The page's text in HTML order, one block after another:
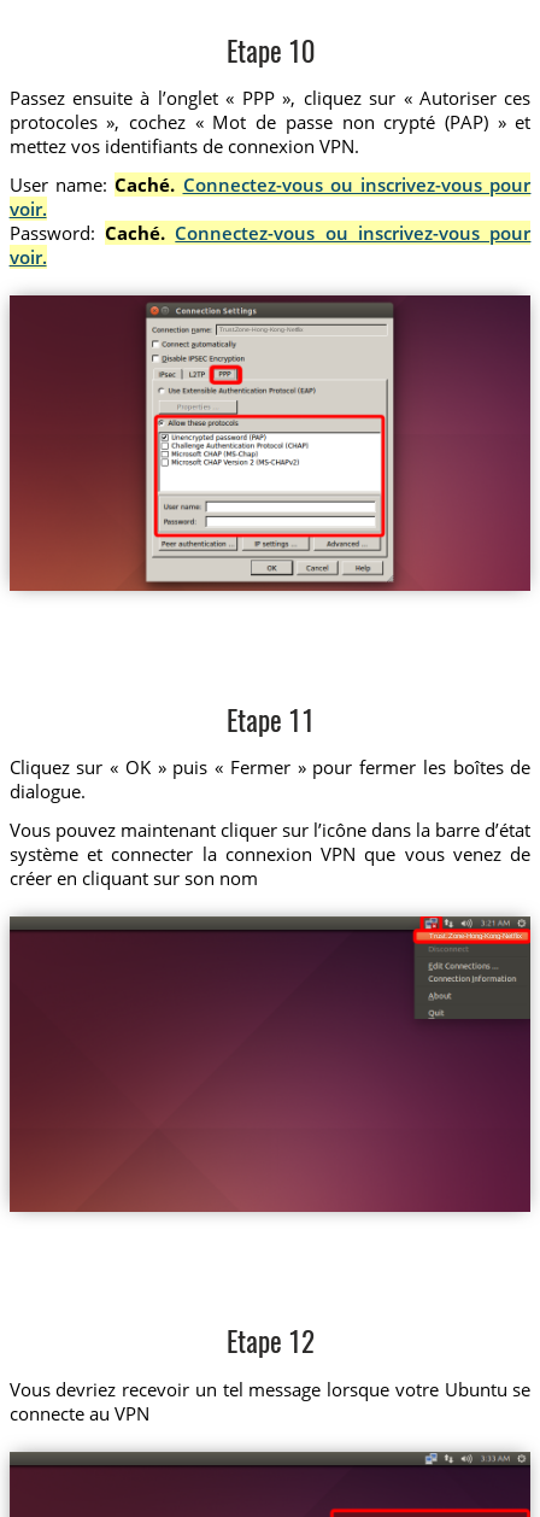
Etape 10
Passez ensuite à l’onglet « PPP », cliquez sur « Autoriser ces
protocoles », cochez « Mot de passe non crypté (PAP) » et
mettez vos identifiants de connexion VPN.
User name:Caché. Connectez-vous ou inscrivez-vous pour
voir.
Password: Caché. Connectez-vous ou inscrivez-vous pour
voir.
Trust.Zone-Hong-Kong-Netflix
Etape 11
Cliquez sur « OK » puis « Fermer » pour fermer les boîtes de
dialogue.
Vous pouvez maintenant cliquer sur l’icône dans la barre d’état
système et connecter la connexion VPN que vous venez de
créer en cliquant sur son nom
Trust.Zone-Hong-Kong-Netflix
Etape 12
Vous devriez recevoir un tel message lorsque votre Ubuntu se
connecte au VPN